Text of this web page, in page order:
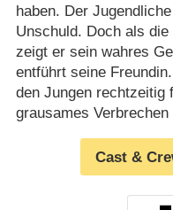
haben. Der
Unschuld. Doch als
zeigt er sein wahres
entführt seine
den Jungen rechtzeitig
grausames Verbrechen
Cast &